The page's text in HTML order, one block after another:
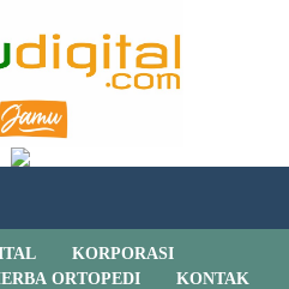
KORPORASI
ORTOPEDI KONTAK